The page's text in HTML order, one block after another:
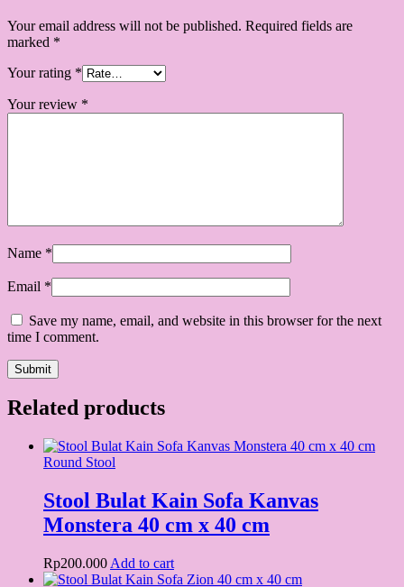
Your email address will not be published. Required fields are
marked *
Your rating *
Your review *
Name *
Email *
Save my name, email, and website in this browser for the next
time I comment.
Related products
Round Stool
Stool Bulat Kain Sofa Kanvas
Monstera 40 cm x 40 cm
Rp200.000 Add to cart